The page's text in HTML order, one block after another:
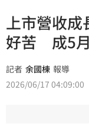
上市營收成
好苦 成5
記者 余國棟 報導
2026/06/17 04:09:00